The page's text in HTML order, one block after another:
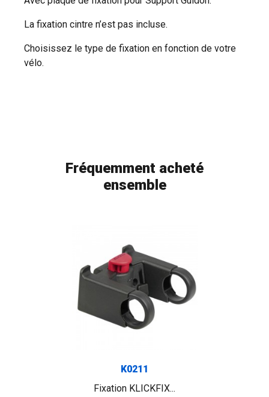
La fixation cintre n’est pas incluse.
Choisissez le type de fixation en fonction de votre
vélo.
Fréquemment acheté
ensemble
K0211
Fixation KLICKFIX...